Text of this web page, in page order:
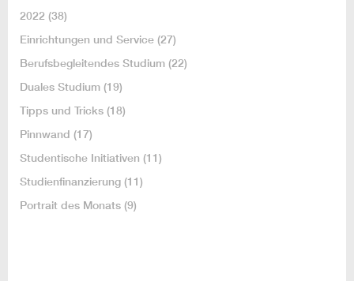
2022 (38)
Einrichtungen und Service (27)
Berufsbegleitendes Studium (22)
Duales Studium (19)
Tipps und Tricks (18)
Pinnwand (17)
Studentische Initiativen (11)
Studienfinanzierung (11)
Portrait des Monats (9)